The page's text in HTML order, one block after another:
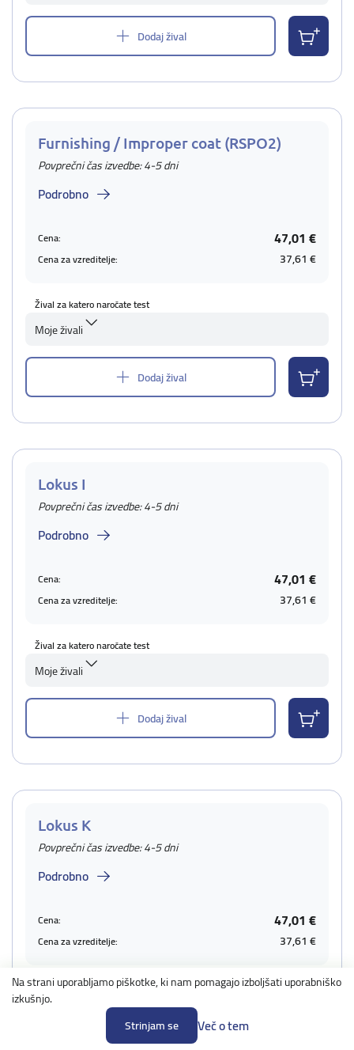
Na strani uporabljamo piškotke, ki nam pomagajo izboljšati uporabniško
izkušnjo.
Strinjam se
Več o tem
Dodaj žival
Furnishing / Improper coat (RSPO2)
Povprečni čas izvedbe: 4-5 dni
Podrobno
Cena: 47,01 €
Cena za vzreditelje: 37,61 €
Žival za katero naročate test
Moje živali
Dodaj žival
Lokus I
Povprečni čas izvedbe: 4-5 dni
Podrobno
Cena: 47,01 €
Cena za vzreditelje: 37,61 €
Žival za katero naročate test
Moje živali
Dodaj žival
Lokus K
Povprečni čas izvedbe: 4-5 dni
Podrobno
Cena: 47,01 €
Cena za vzreditelje: 37,61 €
Žival za katero naročate test
Moje živali